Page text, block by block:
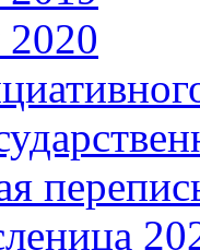
2020